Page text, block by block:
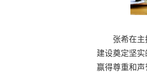
张希在
建设奠定坚
赢得尊重和